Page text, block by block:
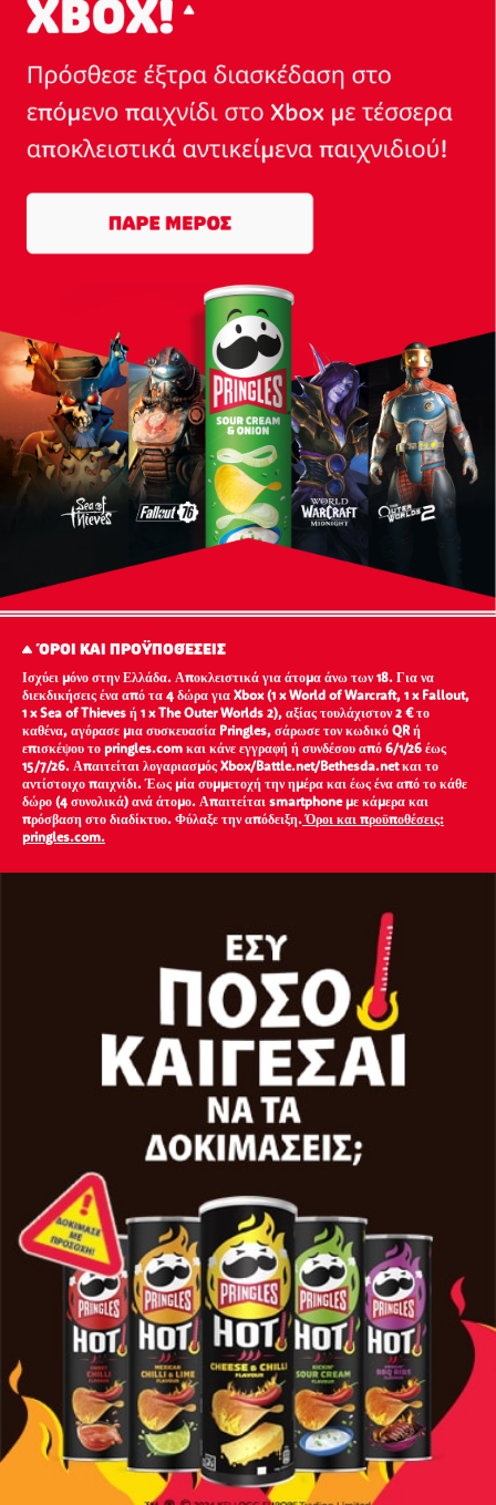
ΌΡΟΙ ΚΑΙ ΠΡΟΫΠΟΘΈΣΕΙΣ
Ισχύει μόνο στην Ελλάδα. Αποκλειστικά για άτομα άνω των 18. Για να
διεκδικήσεις ένα από τα 4 δώρα για Xbox (1 x World of Warcraft, 1 x Fallout,
1 x Sea of Thieves ή 1 x The Outer Worlds 2), αξίας τουλάχιστον 2 € το
καθένα, αγόρασε μια συσκευασία Pringles, σάρωσε τον κωδικό QR ή
επισκέψου το pringles.com και κάνε εγγραφή ή συνδέσου από 6/1/26 έως
15/7/26. Απαιτείται λογαριασμός Xbox/Battle.net/Bethesda.net και το
αντίστοιχο παιχνίδι. Έως μία συμμετοχή την ημέρα και έως ένα από το κάθε
δώρο (4 συνολικά) ανά άτομο. Απαιτείται smartphone με κάμερα και
πρόσβαση στο διαδίκτυο. Φύλαξε την απόδειξη.Όροι και προϋποθέσεις:
pringles.com.